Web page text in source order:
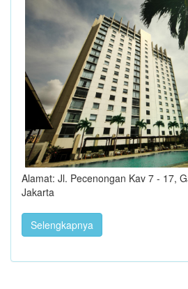
Alamat: Jl. Pecenongan Kav 7 - 17,
Jakarta
Selengkapnya